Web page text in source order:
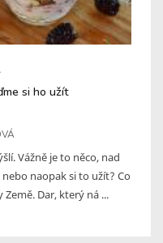
si ho užít
Vážně je to něco, nad
naopak si to užít? Co
Dar, který ná ...